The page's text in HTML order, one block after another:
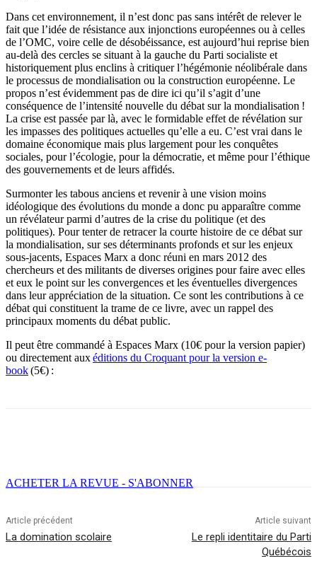
Dans cet environnement, il n’est donc pas sans intérêt de relever le
fait que l’idée de résistance aux injonctions européennes ou à celles
de l’OMC, voire celle de désobéissance, est aujourd’hui reprise bien
au-delà des cercles se situant à la gauche du Parti socialiste et
historiquement plus enclins à critiquer l’hégémonie néolibérale dans
le processus de mondialisation ou la construction européenne. Le
propos n’est évidemment pas de dire ici qu’il s’agit d’une
conséquence de l’intensité nouvelle du débat sur la mondialisation !
La crise est passée par là, avec le formidable effet de révélation sur
les impasses des politiques actuelles qu’elle a eu. C’est vrai dans le
domaine économique mais plus largement pour les conquêtes
sociales, pour l’écologie, pour la démocratie, et même pour l’éthique
des gouvernements et de leurs affidés.
Surmonter les tabous anciens et revenir à une vision moins
idéologique des évolutions du monde a donc pu apparaître comme
un révélateur parmi d’autres de la crise du politique (et des
politiques). Pour tenter de retracer la courte histoire de ce débat sur
la mondialisation, sur ses déterminants profonds et sur les enjeux
sous-jacents, Espaces Marx a donc réuni en mars 2012 des
chercheurs et des militants de diverses origines pour faire avec elles
et eux le point sur les convergences et les éventuelles divergences
dans leur appréciation de la situation. Ce sont les contributions à ce
débat qui constituent la trame de ce livre, avec un rappel des
principaux moments du débat public.
Il peut être commandé à Espaces Marx (10€ pour la version papier)
ou directement auxéditions du Croquant pour la version e-
book(5€) :
ACHETER LA REVUE - S'ABONNER
Article précédent
La domination scolaire
Article suivant
Le repli identitaire du Parti
Québécois